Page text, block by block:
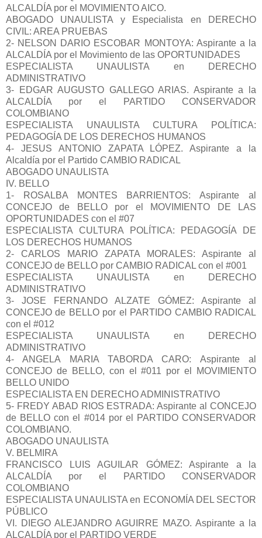
ALCALDÍA por el MOVIMIENTO AICO.
ABOGADO UNAULISTA y Especialista en DERECHO
CIVIL: AREA PRUEBAS
2- NELSON DARIO ESCOBAR MONTOYA: Aspirante a la
ALCALDÍA por el Movimiento de las OPORTUNIDADES
ESPECIALISTA UNAULISTA en DERECHO
ADMINISTRATIVO
3- EDGAR AUGUSTO GALLEGO ARIAS. Aspirante a la
ALCALDÍA por el PARTIDO CONSERVADOR
COLOMBIANO
ESPECIALISTA UNAULISTA CULTURA POLÍTICA:
PEDAGOGÍA DE LOS DERECHOS HUMANOS
4- JESUS ANTONIO ZAPATA LÓPEZ. Aspirante a la
Alcaldía por el Partido CAMBIO RADICAL
ABOGADO UNAULISTA
IV. BELLO
1- ROSALBA MONTES BARRIENTOS: Aspirante al
CONCEJO de BELLO por el MOVIMIENTO DE LAS
OPORTUNIDADES con el #07
ESPECIALISTA CULTURA POLÍTICA: PEDAGOGÍA DE
LOS DERECHOS HUMANOS
2- CARLOS MARIO ZAPATA MORALES: Aspirante al
CONCEJO de BELLO por CAMBIO RADICAL con el #001
ESPECIALISTA UNAULISTA en DERECHO
ADMINISTRATIVO
3- JOSE FERNANDO ALZATE GÓMEZ: Aspirante al
CONCEJO de BELLO por el PARTIDO CAMBIO RADICAL
con el #012
ESPECIALISTA UNAULISTA en DERECHO
ADMINISTRATIVO
4- ANGELA MARIA TABORDA CARO: Aspirante al
CONCEJO de BELLO, con el #011 por el MOVIMIENTO
BELLO UNIDO
ESPECIALISTA EN DERECHO ADMINISTRATIVO
5- FREDY ABAD RIOS ESTRADA: Aspirante al CONCEJO
de BELLO con el #014 por el PARTIDO CONSERVADOR
COLOMBIANO.
ABOGADO UNAULISTA
V. BELMIRA
FRANCISCO LUIS AGUILAR GÓMEZ: Aspirante a la
ALCALDÍA por el PARTIDO CONSERVADOR
COLOMBIANO
ESPECIALISTA UNAULISTA en ECONOMÍA DEL SECTOR
PÚBLICO
VI. DIEGO ALEJANDRO AGUIRRE MAZO. Aspirante a la
ALCALDÍA por el PARTIDO VERDE